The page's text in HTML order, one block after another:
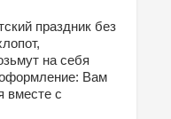
праздник без
на себя
Вам
вместе с